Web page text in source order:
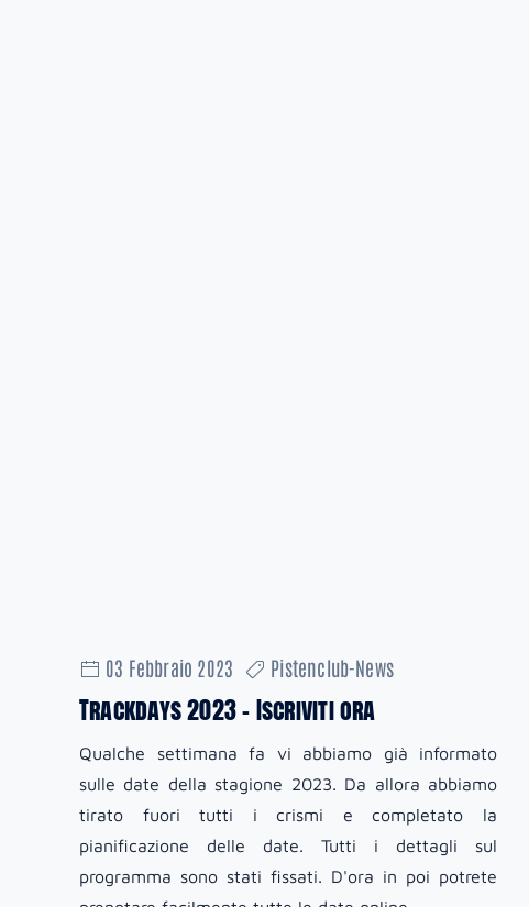
03 Febbraio 2023 Pistenclub-News
Trackdays 2023 - Iscriviti ora
Qualche settimana fa vi abbiamo già informato
sulle date della stagione 2023. Da allora abbiamo
tirato fuori tutti i crismi e completato la
pianificazione delle date. Tutti i dettagli sul
programma sono stati fissati. D'ora in poi potrete